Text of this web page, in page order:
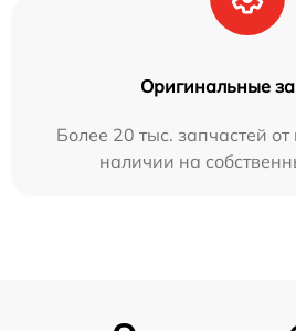
Оригинальные
Более 20 тыс. запчастей
наличии на